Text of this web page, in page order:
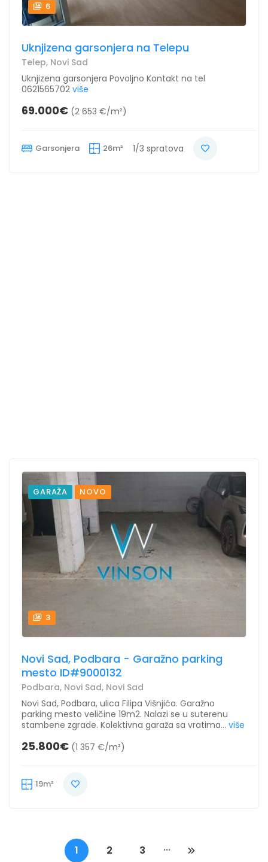
6
Uknjizena garsonjera na Telepu
Telep, Novi Sad
Uknjizena garsonjera Povoljno Kontakt na tel
0621565702 više
69.000€ (2 653 €/m²)
Garsonjera 26m² 1/3 spratova
GARAŽA NOVO
3
Novi Sad, Podbara - Garažno parking
mesto ID#9000132
Podbara, Novi Sad, Novi Sad
Novi Sad, Podbara, ulica Filipa Višnjića. Garažno
parking mesto veličine 19m2. Nalazi se u suterenu
stambene zgrade. Kolektivna garaža sa vratima... više
25.800€ (1 357 €/m²)
19m²
1 2 3 ...